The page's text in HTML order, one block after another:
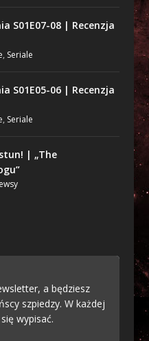
S01E07-08 | Recenzja
, Seriale
S01E05-06 | Recenzja
, Seriale
| „The
a będziesz
szpiedzy. W każdej
wypisać.